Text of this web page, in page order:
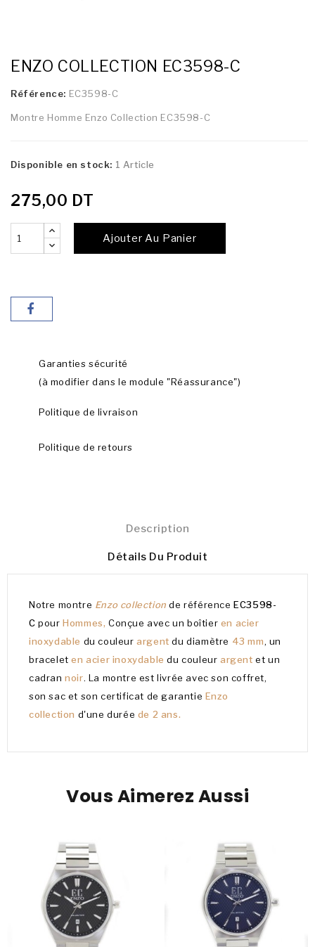
ENZO COLLECTION EC3598-C
Référence: EC3598-C
Montre Homme Enzo Collection EC3598-C
Disponible en stock: 1 Article
275,00 DT
Ajouter Au Panier
Garanties sécurité
(à modifier dans le module "Réassurance")
Politique de livraison
Politique de retours
Description
Détails Du Produit
Notre montre Enzo collection de référenceEC3598-
CpourHommes,Conçue avec un boîtier en acier
inoxydable du couleurargentdu diamètre 43 mm, un
braceleten acier inoxydabledu couleurargentet un
cadran noir. La montre est livrée avec son coffret,
son sac et son certificat de garantie Enzo
collection d'une durée de 2 ans.
Vous Aimerez Aussi